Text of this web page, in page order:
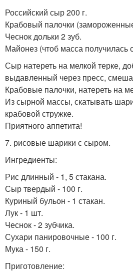
Российский сыр 200 г.
Крабовый палочки
Чеснок дольки 2 зуб.
Майонез (чтоб масса получилась
Сыр натереть на мелкой терке,
выдавленный через пресс,
Крабовые палочки, натереть на
Из сырной массы, скатывать
крабовой стружке.
Приятного аппетита!
7. рисовые шарики с сыром.
Ингредиенты:
Рис длинный - 1, 5 стакана.
Сыр твердый - 100 г.
Куриный бульон - 1 стакан.
Лук - 1 шт.
Чеснок - 2 зубчика.
Сухари панировочные - 100 г.
Мука - 150 г.
Приготовление: